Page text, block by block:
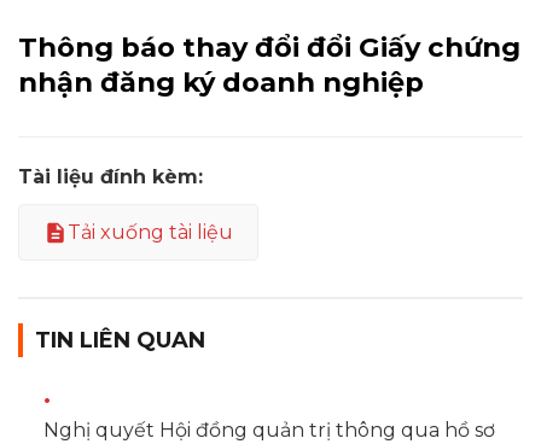
Thông báo thay đổi đổi Giấy chứng
nhận đăng ký doanh nghiệp
Tài liệu đính kèm:
Tải xuống tài liệu
TIN LIÊN QUAN
Nghị quyết Hội đồng quản trị thông qua hồ sơ